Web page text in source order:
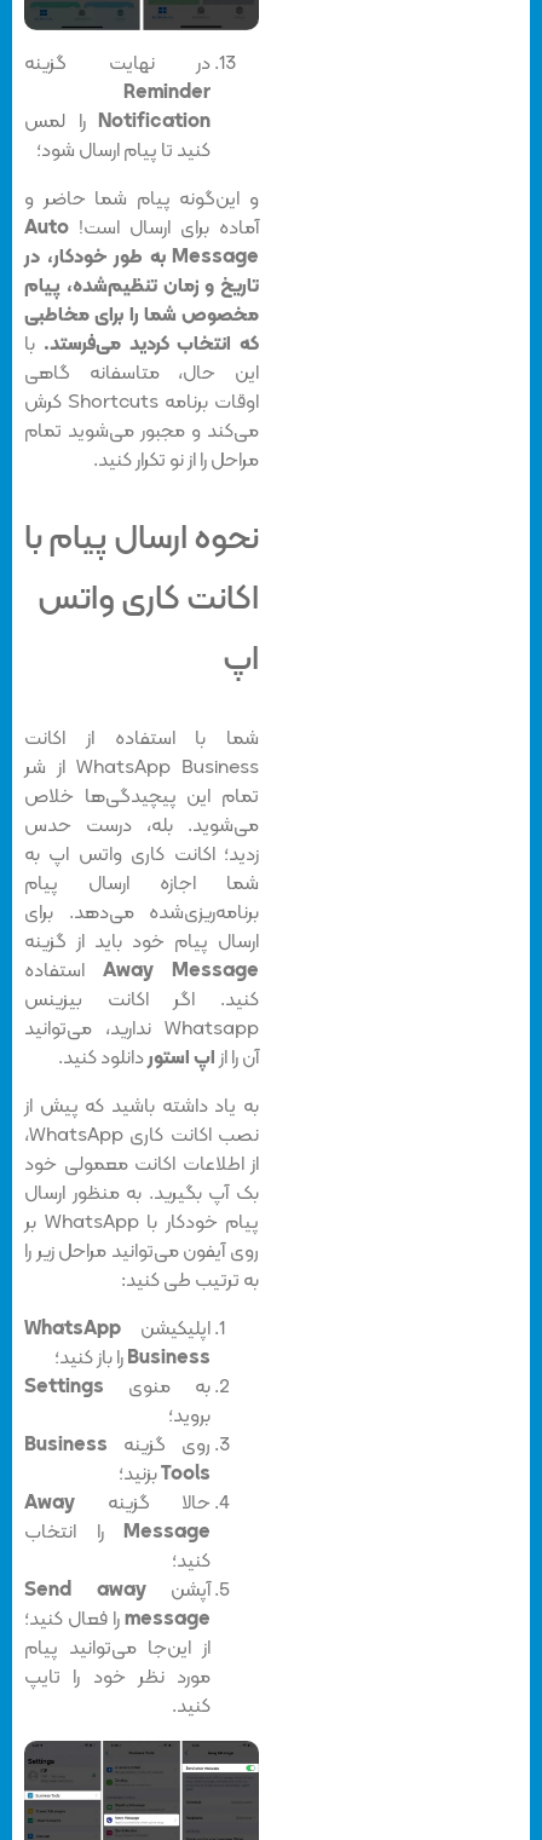
در نهایت گزینه‌
Reminder
Notification را لمس
کنید تا پیام ارسال شود؛
و این‌گونه پیام شما حاضر و
آماده برای ارسال است!Auto
Message به طور خودکار، در
تاریخ و زمان تنظیم‌شده، پیام
مخصوص شما را برای مخاطبی
که انتخاب کردید می‌فرستد.با
این حال، متاسفانه گاهی
اوقات برنامه Shortcuts کرش
می‌کند و مجبور می‌شوید تمام
مراحل را از نو تکرار کنید.
نحوه ارسال پیام با
اکانت کاری واتس
شما با استفاده از اکانت
WhatsApp Business از شر
تمام این پیچیدگی‌ها خلاص
می‌شوید. بله، درست حدس
زدید؛ اکانت کاری واتس اپ به
شما اجازه ارسال پیام
برنامه‌ریزی‌شده می‌دهد. برای
ارسال پیام خود باید از گزینه‌
Away Messageاستفاده
کنید. اگر اکانت بیزینس
Whatsapp ندارید، می‌توانید
آن را ازاپ استوردانلود کنید.
به یاد داشته باشید که پیش از
نصب اکانت کاری WhatsApp،
از اطلاعات اکانت معمولی‌ خود
بک آپ بگیرید. به منظور ارسال
پیام خودکار با WhatsApp بر
روی آیفون می‌توانید مراحل زیر را
به ترتیب طی کنید:
اپلیکیشنWhatsApp
Businessرا باز کنید؛
به منویSettings
بروید؛
روی گزینه‌Business
Toolsبزنید؛
حالا گزینه‌Away
Message
را انتخاب
کنید؛
آپشنSend away
messageرا فعال کنید؛
از این‌جا می‌توانید پیام
مورد نظر خود را تایپ
کنید.